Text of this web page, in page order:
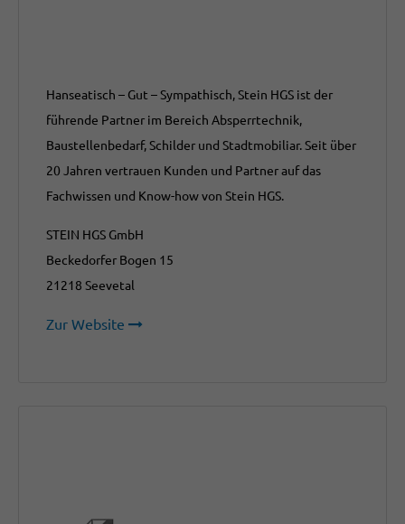
Hanseatisch – Gut – Sympathisch, Stein HGS ist der
führende Partner im Bereich Absperrtechnik,
Baustellenbedarf, Schilder und Stadtmobiliar. Seit über
20 Jahren vertrauen Kunden und Partner auf das
Fachwissen und Know-how von Stein HGS.
STEIN HGS GmbH
Beckedorfer Bogen 15
21218 Seevetal
Zur Website